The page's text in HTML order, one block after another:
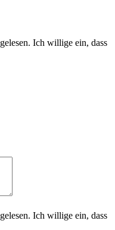
gelesen. Ich willige ein, dass
gelesen. Ich willige ein, dass